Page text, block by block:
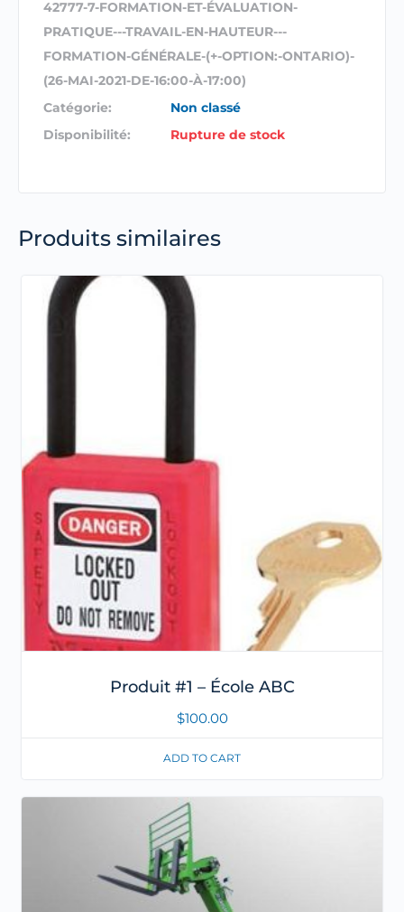
42777-7-FORMATION-ET-ÉVALUATION-
PRATIQUE---TRAVAIL-EN-HAUTEUR---
FORMATION-GÉNÉRALE-(+-OPTION:-ONTARIO)-
(26-MAI-2021-DE-16:00-À-17:00)
Catégorie:
Non classé
Disponibilité:
Rupture de stock
Produits similaires
Produit #1 – École ABC
$100.00
ADD TO CART